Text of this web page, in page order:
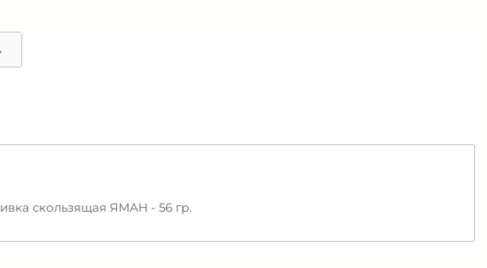
скользящая ЯМАН - 56 гр.